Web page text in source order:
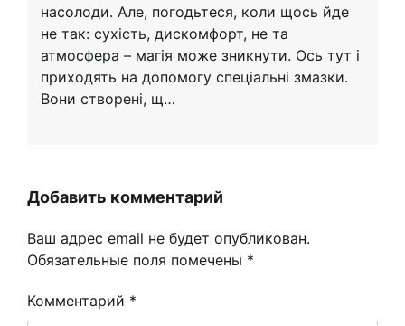
насолоди. Але, погодьтеся, коли щось йде
не так: сухість, дискомфорт, не та
атмосфера – магія може зникнути. Ось тут і
приходять на допомогу спеціальні змазки.
Вони створені, щ…
Добавить комментарий
Ваш адрес email не будет опубликован.
Обязательные поля помечены *
Комментарий *